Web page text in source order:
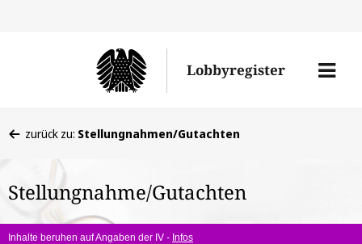
Lobbyregister
Menü
befinden
hier:
zurück zu: Stellungnahmen/Gutachten
Stellungnahme/Gutachten
Inhalte beruhen auf Angaben der IV - Infos